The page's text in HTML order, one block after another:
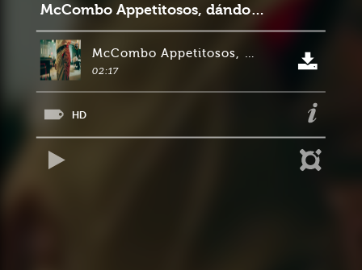
McCombo Appetitosos, dándole pelea al corrientazo colombiano
McCombo Appetitosos, dándole pelea al corrientazo colombiano
02:17
HD